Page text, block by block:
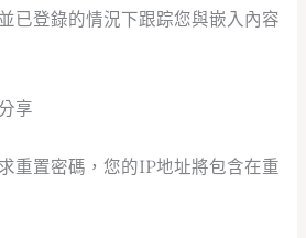
已登錄的情況下跟踪您與嵌入內容
享
重置密碼，您的IP地址將包含在重